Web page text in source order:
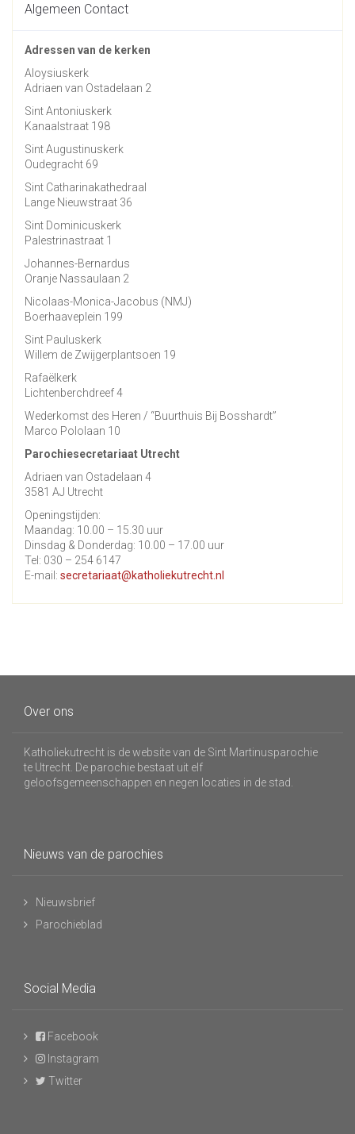
Algemeen Contact
Adressen van de kerken
Aloysiuskerk
Adriaen van Ostadelaan 2
Sint Antoniuskerk
Kanaalstraat 198
Sint Augustinuskerk
Oudegracht 69
Sint Catharinakathedraal
Lange Nieuwstraat 36
Sint Dominicuskerk
Palestrinastraat 1
Johannes-Bernardus
Oranje Nassaulaan 2
Nicolaas-Monica-Jacobus (NMJ)
Boerhaaveplein 199
Sint Pauluskerk
Willem de Zwijgerplantsoen 19
Rafaëlkerk
Lichtenberchdreef 4
Wederkomst des Heren / “Buurthuis Bij Bosshardt”
Marco Pololaan 10
Parochiesecretariaat Utrecht
Adriaen van Ostadelaan 4
3581 AJ Utrecht
Openingstijden:
Maandag: 10.00 – 15.30 uur
Dinsdag & Donderdag: 10.00 – 17.00 uur
Tel: 030 – 254 6147
E-mail: secretariaat@katholiekutrecht.nl
Over ons
Katholiekutrecht is de website van de Sint Martinusparochie
te Utrecht. De parochie bestaat uit elf
geloofsgemeenschappen en negen locaties in de stad.
Nieuws van de parochies
Nieuwsbrief
Parochieblad
Social Media
Facebook
Instagram
Twitter